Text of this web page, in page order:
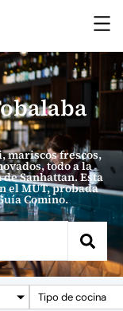
mariscos frescos,
todo a la
Sanhattan. Esta
el MUT, probada
Comino.
Tipo de cocina